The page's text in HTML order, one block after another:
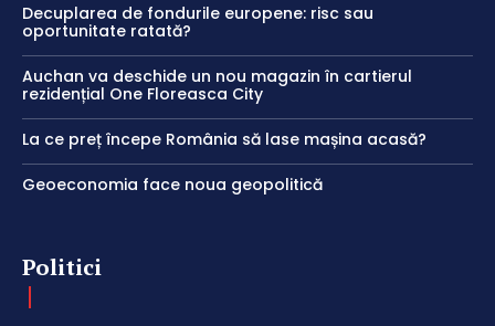
Decuplarea de fondurile europene: risc sau
oportunitate ratată?
Auchan va deschide un nou magazin în cartierul
rezidențial One Floreasca City
La ce preț începe România să lase mașina acasă?
Geoeconomia face noua geopolitică
Politici